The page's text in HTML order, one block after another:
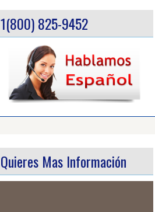
1(800) 825-9452
Quieres Mas Información